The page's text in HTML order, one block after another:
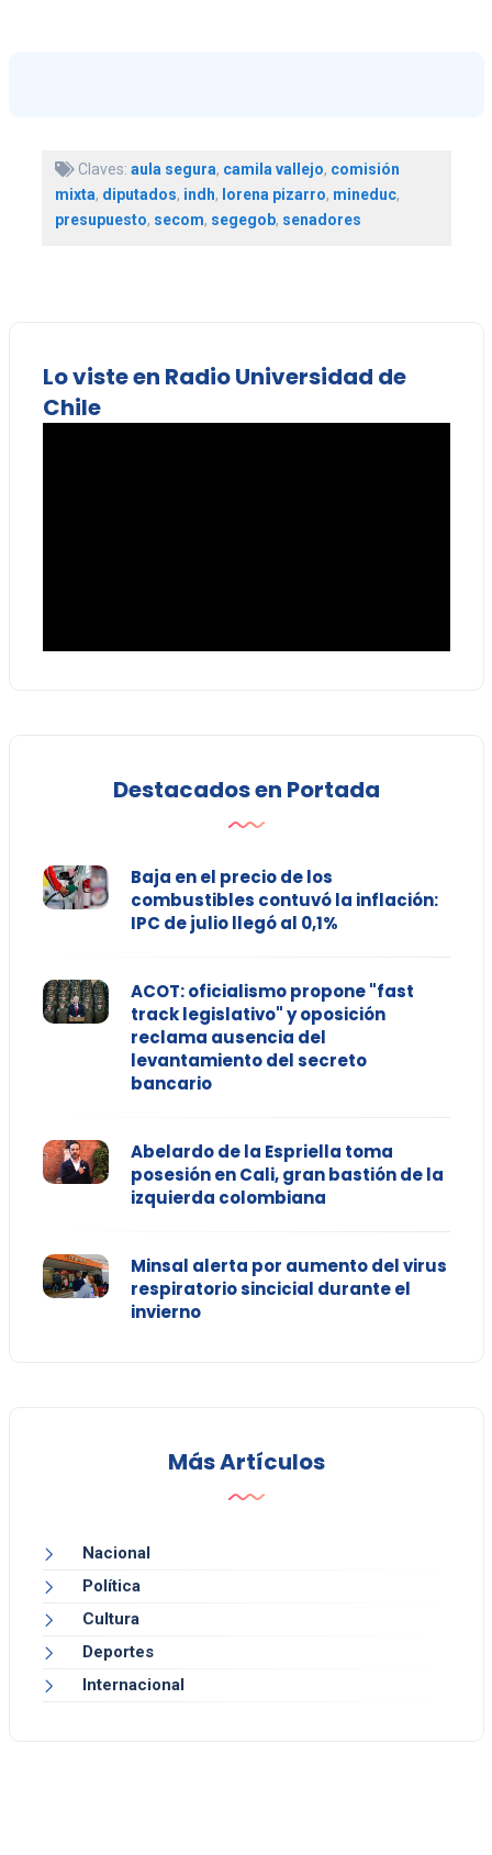
Claves: aula segura, camila vallejo, comisión
mixta, diputados, indh, lorena pizarro, mineduc,
presupuesto, secom, segegob, senadores
Lo viste en Radio Universidad de
Chile
Destacados en Portada
Baja en el precio de los
combustibles contuvó la inflación:
IPC de julio llegó al 0,1%
ACOT: oficialismo propone "fast
track legislativo" y oposición
reclama ausencia del
levantamiento del secreto
bancario
Abelardo de la Espriella toma
posesión en Cali, gran bastión de la
izquierda colombiana
Minsal alerta por aumento del virus
respiratorio sincicial durante el
invierno
Más Artículos
Nacional
Política
Cultura
Deportes
Internacional